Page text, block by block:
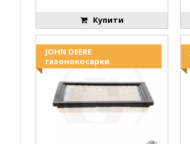
Купити
JOHN DEERE
газонокосарки